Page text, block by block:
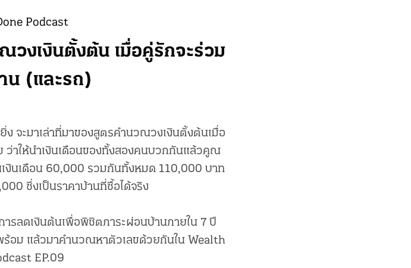
Podcast
งเงินตั้งต้น เมื่อคู่รักจะร่วม
(และรถ)
จะมาเล่าที่มาของสูตรคำนวณวงเงินตั้งต้นเมื่อ
าให้นำเงินเดือนของทั้งสองคนบวกกันแล้วคูณ
งินเดือน 60,000 รวมกันทั้งหมด 110,000 บาท
ซึ่งเป็นราคาบ้านที่ซื้อได้จริง
ารลดเงินต้นเพื่อพิชิตภาระผ่อนบ้านภายใน 7 ปี
อม แล้วมาคำนวณหาตัวเลขด้วยกันใน Wealth
EP.09